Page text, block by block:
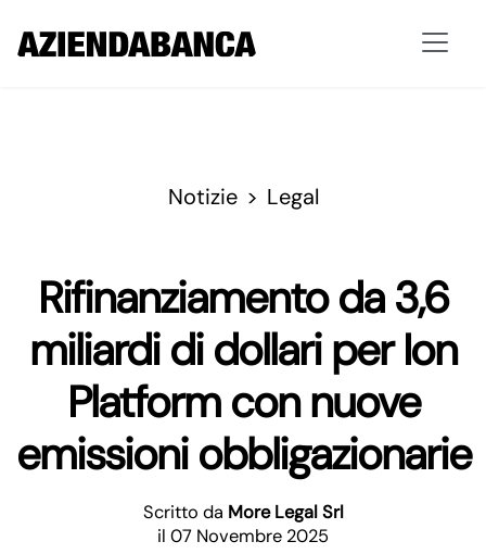
Notizie Legal
Rifinanziamento da 3,6
miliardi di dollari per Ion
Platform con nuove
emissioni obbligazionarie
Scritto da More Legal Srl
il 07 Novembre 2025